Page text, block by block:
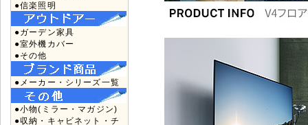
●信楽照明
●ガーデン家具
●室外機カバー
●その他
●メーカー・シリーズ一覧
●小物(ミラー・マガジン)
●収納・キャビネット・チ